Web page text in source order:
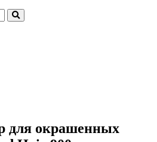
для окрашенных